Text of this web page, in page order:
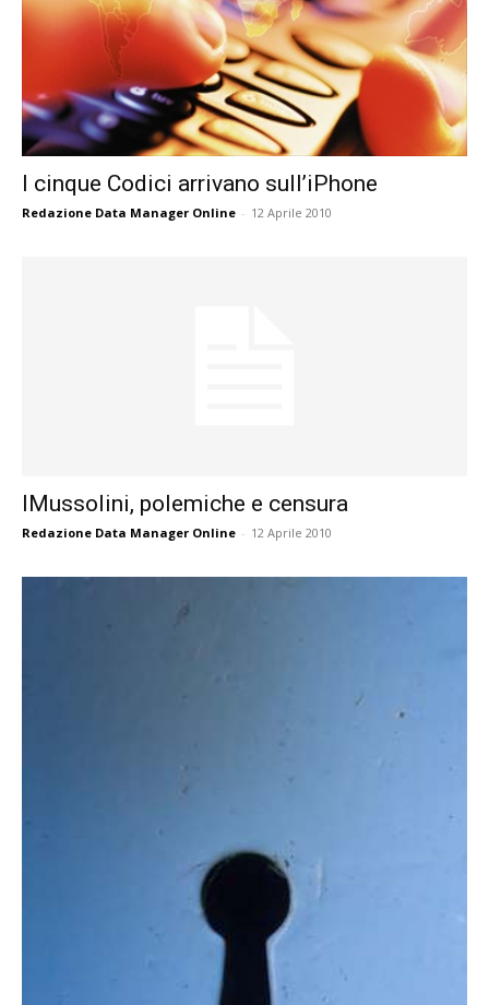
I cinque Codici arrivano sull’iPhone
Redazione Data Manager Online - 12 Aprile 2010
IMussolini, polemiche e censura
Redazione Data Manager Online - 12 Aprile 2010